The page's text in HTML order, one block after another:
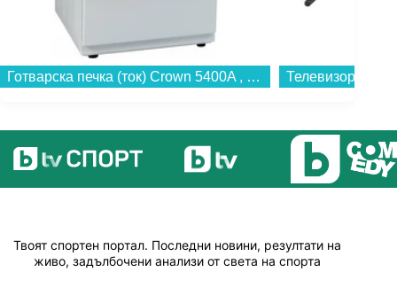
Готварска печка (ток) Crown 5400A , 4 ток , Бял...
Твоят спортен портал. Последни новини, резултати на
живо, задълбочени анализи от света на спорта